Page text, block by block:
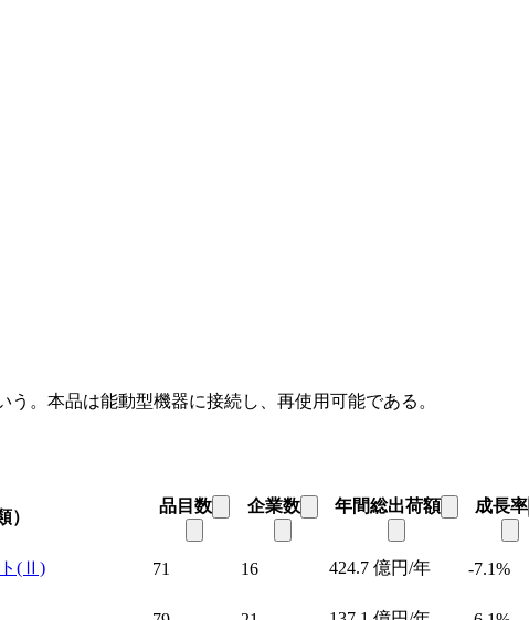
。本品は能動型機器に接続し、再使用可能である。
品目数 企業数 年間総出荷額 成長率
(Ⅱ) 71 16 424.7 億円/年 -7.1%